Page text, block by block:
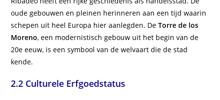
oude gebouwen en pleinen herinneren aan een tijd waarin
schepen uit heel Europa hier aanlegden. DeTorre de los
Moreno, een modernistisch gebouw uit het begin van de
20e eeuw, is een symbool van de welvaart die de stad
kende.
2.2 Culturele Erfgoedstatus